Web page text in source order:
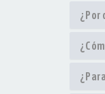
¿Por